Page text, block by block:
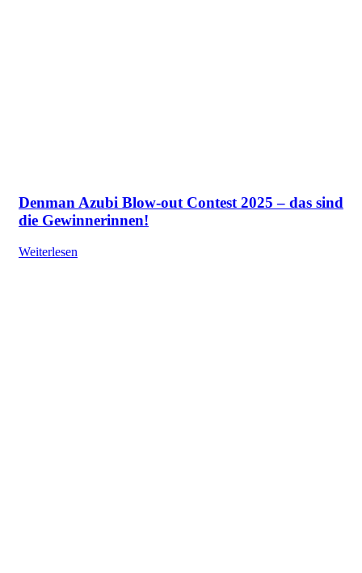
Denman Azubi Blow-out Contest 2025 – das sind
die Gewinnerinnen!
Weiterlesen